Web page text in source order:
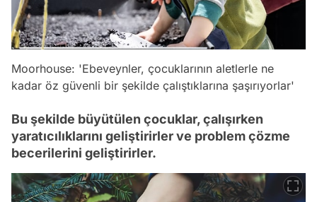
Moorhouse: 'Ebeveynler, çocuklarının aletlerle ne
kadar öz güvenli bir şekilde çalıştıklarına şaşırıyorlar'
Bu şekilde büyütülen çocuklar, çalışırken
yaratıcılıklarını geliştirirler ve problem çözme
becerilerini geliştirirler.